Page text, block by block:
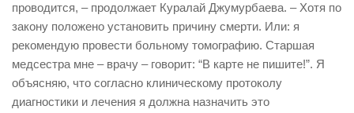
проводится, – продолжает Куралай Джумурбаева. – Хотя по
закону положено установить причину смерти. Или: я
рекомендую провести больному томографию. Старшая
медсестра мне – врачу – говорит: “В карте не пишите!”. Я
объясняю, что согласно клиническому протоколу
диагностики и лечения я должна назначить это